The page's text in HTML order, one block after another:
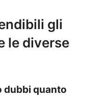
gli
le diverse
dubbi quanto